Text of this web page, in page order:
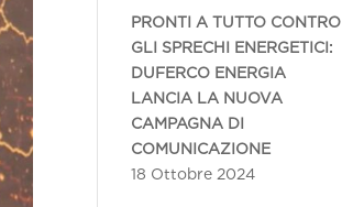
PRONTI A TUTTO CONTRO
GLI SPRECHI ENERGETICI:
DUFERCO ENERGIA
LANCIA LA NUOVA
CAMPAGNA DI
COMUNICAZIONE
18 Ottobre 2024